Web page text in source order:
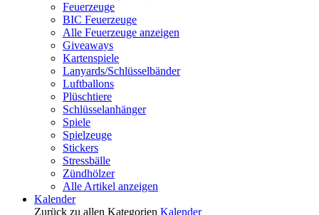
Feuerzeuge
BIC Feuerzeuge
Alle Feuerzeuge anzeigen
Giveaways
Kartenspiele
Lanyards/Schlüsselbänder
Luftballons
Plüschtiere
Schlüsselanhänger
Spiele
Spielzeuge
Stickers
Stressbälle
Zündhölzer
Alle Artikel anzeigen
Kalender
Zurück zu allen Kategorien Kalender